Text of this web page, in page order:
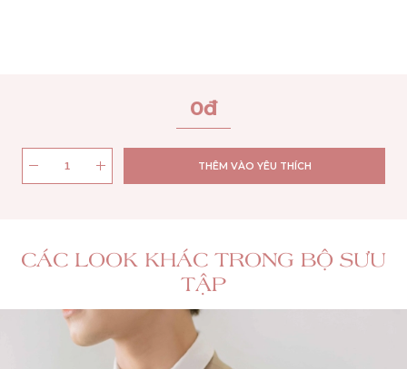
0đ
THÊM VÀO YÊU THÍCH
CÁC LOOK KHÁC TRONG BỘ SƯU
TẬP